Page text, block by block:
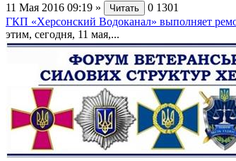
11 Мая 2016 09:19 » Читать 0 1301
ГКП «Херсонский Водоканал» выполняет
этим, сегодня, 11 мая,...